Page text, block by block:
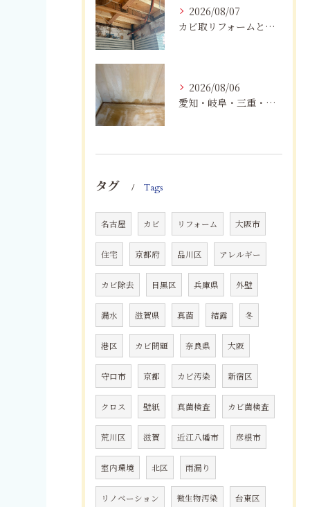
2026/08/07
カビ取リフォームと専門業者を比較！根本解決を選ぶポイント
2026/08/06
愛知・岐阜・三重・静岡の公営住宅で発生するカビ対策｜原因・健康被害・効果的な予防方法を徹底解説
タグ Tags
名古屋 カビ リフォーム 大阪市
住宅 京都府 品川区 アレルギー
カビ除去 目黒区 兵庫県 外壁
漏水 滋賀県 真菌 結露 冬
港区 カビ問題 奈良県 大阪
守口市 京都 カビ汚染 新宿区
クロス 壁紙 真菌検査 カビ菌検査
荒川区 滋賀 近江八幡市 彦根市
室内環境 北区 雨漏り
リノベーション 微生物汚染 台東区